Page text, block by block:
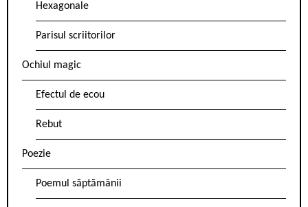
Hexagonale
Parisul scriitorilor
Ochiul magic
Efectul de ecou
Rebut
Poezie
Poemul săptămânii